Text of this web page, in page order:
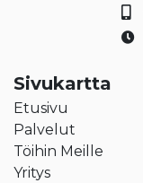
Sivukartta
Etusivu
Palvelut
Töihin Meille
Yritys